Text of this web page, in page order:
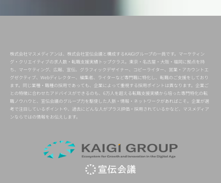
株式会社マスメディアンは、株式会社宣伝会議と構成するKAIGIグループの一員です。マーケティン
グ・クリエイティブの求人数・転職支援実績トップクラス。東京・名古屋・大阪・福岡に拠点を持
ち、マーケティング、広報、宣伝、グラフィックデザイナー、コピーライター、営業・アカウントエ
グゼクティブ、Webディレクター、編集者、ライターなど専門職に特化し、転職のご支援をしており
ます。同じ業種・職種の採用であっても、企業によって重視する採用ポイントは異なります。企業ご
との特徴に合わせたアドバイスができるのも、6万人を超える転職支援実績から培った専門特化の転
職ノウハウと、宣伝会議のグループ力を駆使した人脈・情報・ネットワークがあればこそ。企業が選
考で注目しているポイントや、過去にどんな人がプラス評価・採用されているかなど、マスメディア
ンならではの情報をお伝えします。